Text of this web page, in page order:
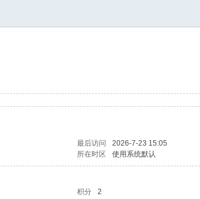
最后访问
2026-7-23 15:05
所在时区 使用系统默认
积分 2